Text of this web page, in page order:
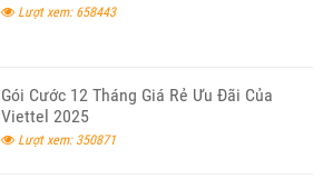
Lượt xem: 658443
Gói Cước 12 Tháng Giá Rẻ Ưu Đãi Của
Viettel 2025
Lượt xem: 350871